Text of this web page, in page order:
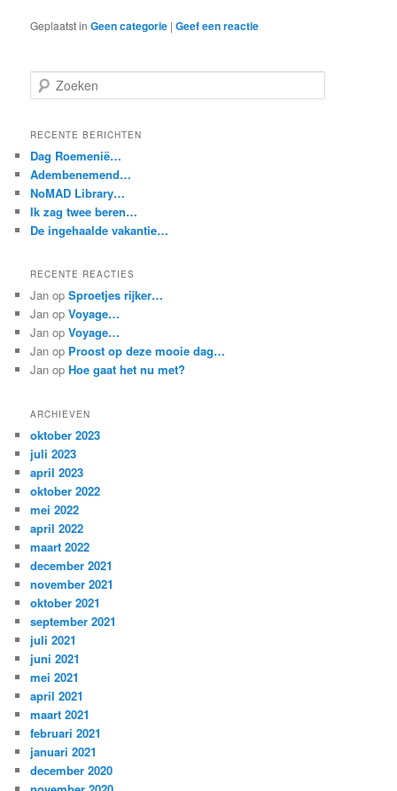
Geplaatst in Geen categorie |Geef een reactie
o
k
n
RECENTE BERICHTEN
Dag Roemenië…
Adembenemend…
NoMAD Library…
Ik zag twee beren…
De ingehaalde vakantie…
RECENTE REACTIES
Jan opSproetjes rijker…
Jan opVoyage…
Jan opVoyage…
Jan op Proost op deze mooie dag…
Jan opHoe gaat het nu met?
ARCHIEVEN
oktober 2023
juli 2023
april 2023
oktober 2022
mei 2022
april 2022
maart 2022
december 2021
november 2021
oktober 2021
september 2021
juli 2021
juni 2021
mei 2021
april 2021
maart 2021
februari 2021
januari 2021
december 2020